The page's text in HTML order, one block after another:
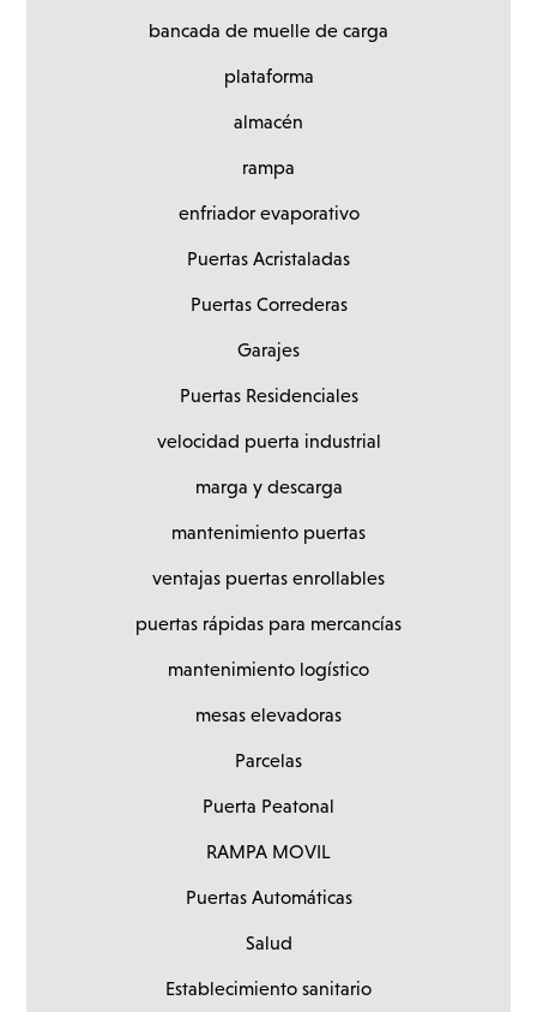
bancada de muelle de carga
plataforma
almacén
rampa
enfriador evaporativo
Puertas Acristaladas
Puertas Correderas
Garajes
Puertas Residenciales
velocidad puerta industrial
marga y descarga
mantenimiento puertas
ventajas puertas enrollables
puertas rápidas para mercancías
mantenimiento logístico
mesas elevadoras
Parcelas
Puerta Peatonal
RAMPA MOVIL
Puertas Automáticas
Salud
Establecimiento sanitario